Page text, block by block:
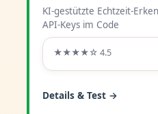
KI-gestützte Echtzeit-
API-Keys im Code
★★★★☆ 4.5
Details & Test →